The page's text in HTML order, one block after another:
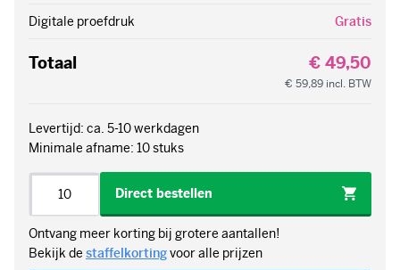
incl. BTW
Levertijd: ca. 5-10 werkdagen
Direct bestellen
Ontvang meer korting bij grotere aantallen!
Bekijk de
staffelkortingvoor alle prijzen
Toevoegen aan offerte